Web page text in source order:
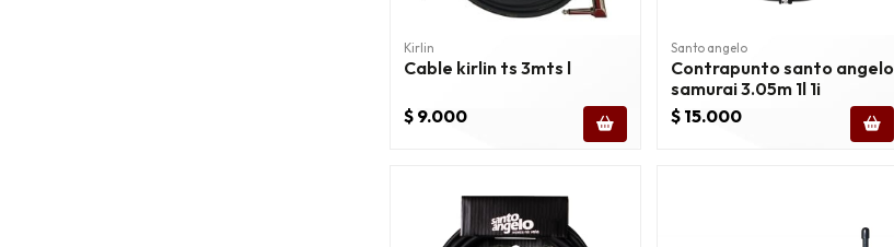
Kirlin
Cable kirlin ts 3mts l
$ 9.000
Santo angelo
Contrapunto santo angelo
samurai 3.05m 1l 1i
$ 15.000